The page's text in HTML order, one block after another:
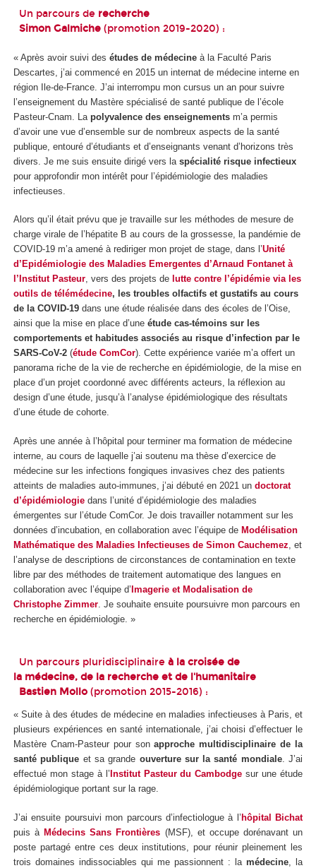
Un parcours de recherche
Simon Galmiche (promotion 2019-2020) :
« Après avoir suivi des études de médecine à la Faculté Paris
Descartes, j’ai commencé en 2015 un internat de médecine interne en
région Ile-de-France. J’ai interrompu mon cursus un an pour suivre
l’enseignement du Mastère spécialisé de santé publique de l’école
Pasteur-Cnam. La polyvalence des enseignements m’a permis
d’avoir une vue d’ensemble sur de nombreux aspects de la santé
publique, entouré d’étudiants et d’enseignants venant d’horizons très
divers. Je me suis ensuite dirigé vers la spécialité risque infectieux
pour approfondir mon intérêt pour l’épidémiologie des maladies
infectieuses.
Alors qu’il était prévu que je travaille sur les méthodes de mesure de
charge virale de l’hépatite B au cours de la grossesse, la pandémie de
COVID-19 m’a amené à rediriger mon projet de stage, dans l’Unité
d’Epidémiologie des Maladies Emergentes d’Arnaud Fontanet à
l’Institut Pasteur, vers des projets de lutte contre l’épidémie via les
outils de télémédecine, les troubles olfactifs et gustatifs au cours
de la COVID-19 dans une étude réalisée dans des écoles de l’Oise,
ainsi que la mise en place d’une étude cas-témoins sur les
comportements et habitudes associés au risque d’infection par le
SARS-CoV-2 (étude ComCor). Cette expérience variée m’a offert un
panorama riche de la vie de recherche en épidémiologie, de la mise en
place d’un projet coordonné avec différents acteurs, la réflexion au
design d’une étude, jusqu’à l’analyse épidémiologique des résultats
d’une étude de cohorte.
Après une année à l’hôpital pour terminer ma formation de médecine
interne, au cours de laquelle j’ai soutenu ma thèse d’exercice de
médecine sur les infections fongiques invasives chez des patients
atteints de maladies auto-immunes, j’ai débuté en 2021 un doctorat
d’épidémiologie dans l’unité d’épidémiologie des maladies
émergentes sur l’étude ComCor. Je dois travailler notamment sur les
données d’incubation, en collaboration avec l’équipe de Modélisation
Mathématique des Maladies Infectieuses de Simon Cauchemez , et
l’analyse de descriptions de circonstances de contamination en texte
libre par des méthodes de traitement automatique des langues en
collaboration avec l’équipe d’Imagerie et Modalisation de
Christophe Zimmer . Je souhaite ensuite poursuivre mon parcours en
recherche en épidémiologie. »
Un parcours pluridisciplinaire à la croisée de
la médecine, de la recherche et de l'humanitaire
Bastien Mollo (promotion 2015-2016) :
« Suite à des études de médecine en maladies infectieuses à Paris, et
plusieurs expériences en santé internationale, j’ai choisi d’effectuer le
Mastère Cnam-Pasteur pour sonapproche multidisciplinaire de la
santé publique et sa grande ouverture sur la santé mondiale. J’ai
effectué mon stage à l’ Institut Pasteur du Cambodge sur une étude
épidémiologique portant sur la rage.
J’ai ensuite poursuivi mon parcours d’infectiologue à l’hôpital Bichat
puis àMédecins Sans Frontières (MSF), et occupe dorénavant un
poste partagé entre ces deux institutions, pour réunir pleinement les
trois domaines indissociables qui me passionnent : la médecine , la